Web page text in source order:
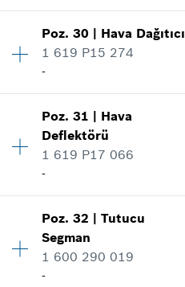
Şekli göster
53,96 TL*
Miktar 1
Fiyat grubu:11
Nerede kullanıldı.
Şekli göster
53,96 TL*
*Fiyatlara KDV dahildir.
Poz.30 | Hava Dağıtıcı
1 619 P15 274
-
Miktar 1
Fiyat grubu
Yedek parça bilgisi
Şekli göster
Poz.31 | Hava
Deflektörü
1 619 P17 066
-
Miktar 1
Fiyat grubu
Yedek parça bilgisi
Poz.32 |Tutucu
Segman
1 600 290 019
-